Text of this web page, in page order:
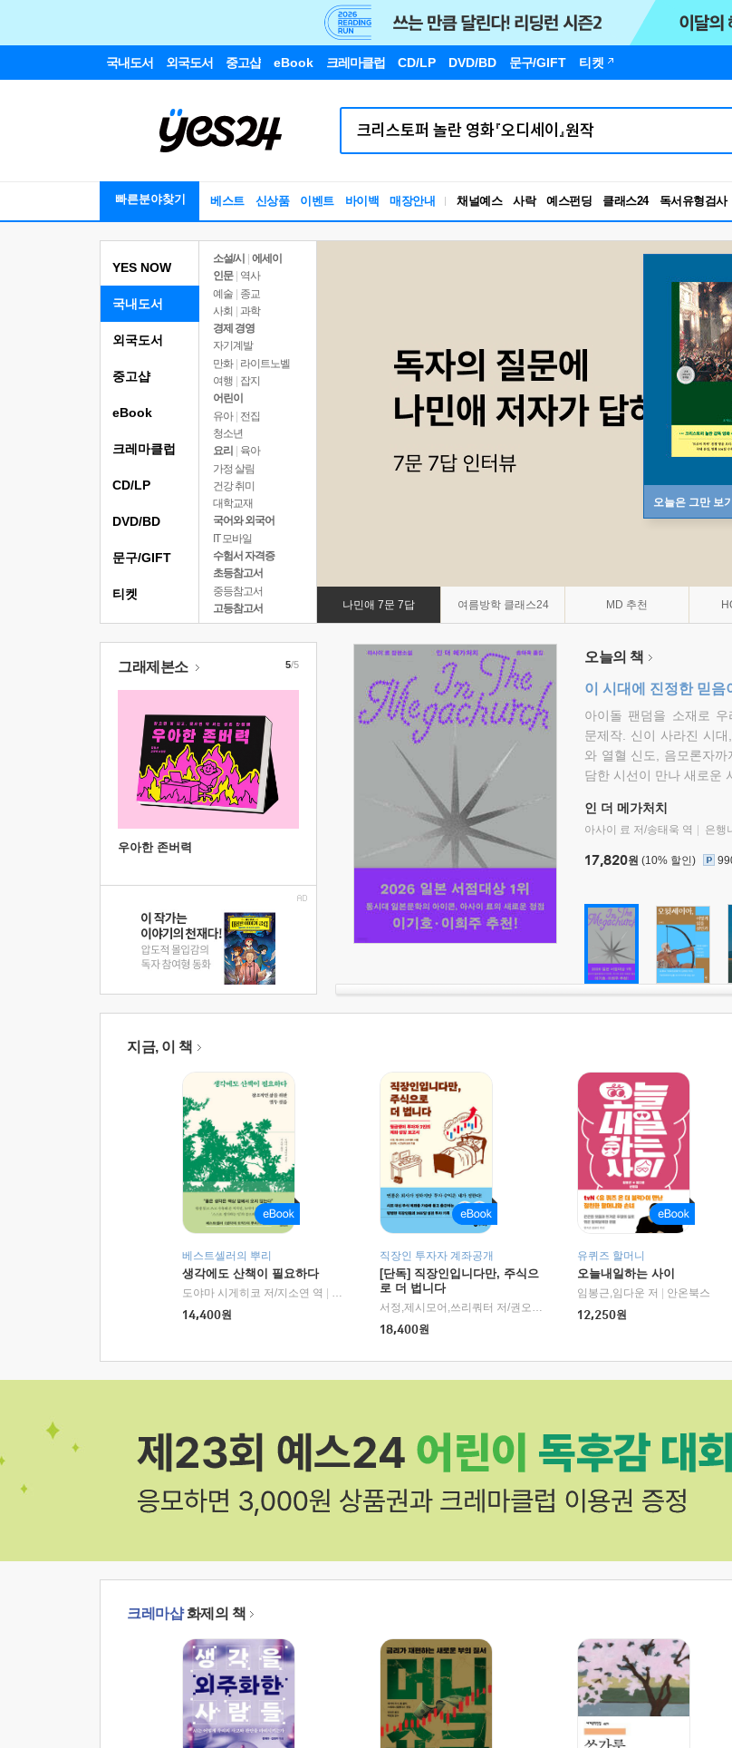
국내도서 외국도서 중고샵 eBook 크레마클럽 CD/LP DVD/BD 문구/GIFT 티켓
빠른분야찾기 베스트 신상품 이벤트 바이백 매장안내 채널예스 사락 예스펀딩 클래스24
독서유형검사
RBTI Lab
독서유형검사
오늘은 그만 보
YES NOW
국내도서
소설/시
에세이
인문
역사
예술 | 종교
사회 | 과학
경제 경영
자기계발
만화 | 라이트노벨
여행
잡지
어린이
유아 | 전집
청소년
요리
육아
가정 살림
건강 취미
대학교재
국어와 외국어
IT 모바일
수험서 자격증
초등참고서
중등참고서
고등참고서
나민애 7문 7답 여름방학 클래스24 MD 추천
외국도서
중고샵
eBook
크레마클럽
CD/LP
DVD/BD
문구/GIFT
티켓
그래제본소
우아한 존버력
5/5 오늘의 책
이 시대에 진정한 믿음
아이돌 팬덤을 소재로
문제작. 신이 사라진 시
와 열혈 신도, 음모론자
담한 시선이 만나 새로운
인 더 메가처치
아사이 료 저/송태욱 역 은행
17,820원 (10% 할인)
지금, 이 책
베스트셀러의 뿌리
생각에도 산책이 필요하다
도야마 시게히코 저/지소연 역
알에이치코리아(RHK)
14,400원
직장인 투자자 계좌공개
[단독] 직장인입니다만, 주식으
로 더 법니다
서정,제시모어,쓰리쿼터 저/권오태,시그널리포트 편
18,400원
유퀴즈 할머니
오늘내일하는 사이
임봉근,임다운 저
안온북스
12,250원
크레마샵화제의 책